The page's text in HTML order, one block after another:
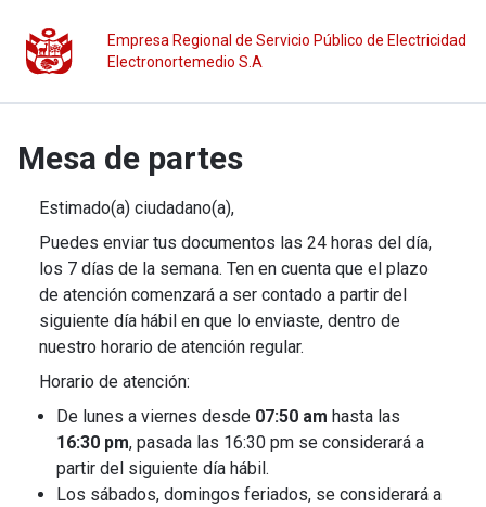
Empresa Regional de Servicio Público de Electricidad
Electronortemedio S.A
Mesa de partes
Estimado(a) ciudadano(a),
Puedes enviar tus documentos las 24 horas del día,
los 7 días de la semana. Ten en cuenta que el plazo
de atención comenzará a ser contado a partir del
siguiente día hábil en que lo enviaste, dentro de
nuestro horario de atención regular.
Horario de atención:
De lunes a viernes desde 07:50 am hasta las
16:30 pm, pasada las 16:30 pm se considerará a
partir del siguiente día hábil.
Los sábados, domingos feriados, se considerará a